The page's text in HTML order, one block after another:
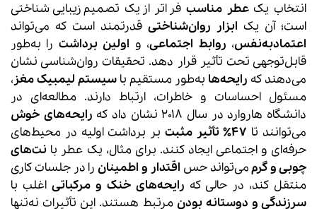
انتخاب یکعطر مناسب فراتر از یک تصمیم زیبایی‌شناختی
است؛ آن یک ابزار روان‌شناختی قدرتمند است که می‌تواند
اعتمادبه‌نفس، روابط اجتماعی، و اولین برداشت را به‌طور
قابل‌توجهی تحت تأثیر قرار دهد. تحقیقات روان‌شناسی نشان
می‌دهند که رایحه‌ها به‌طور مستقیم با سیستم لیمبیک مغز،
مسئول احساسات و خاطرات، ارتباط دارند. مطالعه‌ای در
دانشگاه هاروارد در سال ۲۰۱۸ نشان داد که
رایحه‌های خوش
می‌توانند تا ۴۷٪ تأثیر مثبت
بر برداشت اولیه در محیط‌های
حرفه‌ای و اجتماعی ایجاد کنند. برای مثال، یک عطر با نت‌های
چوبی و گرممی‌تواند حس اقتدار و اطمینان را در جلسات کاری
منتقل کند، در حالی که رایحه‌های خنک و مرکباتی اغلب با
سرزندگی و دوستانه بودن مرتبط هستند. این تأثیرات نه‌تنها